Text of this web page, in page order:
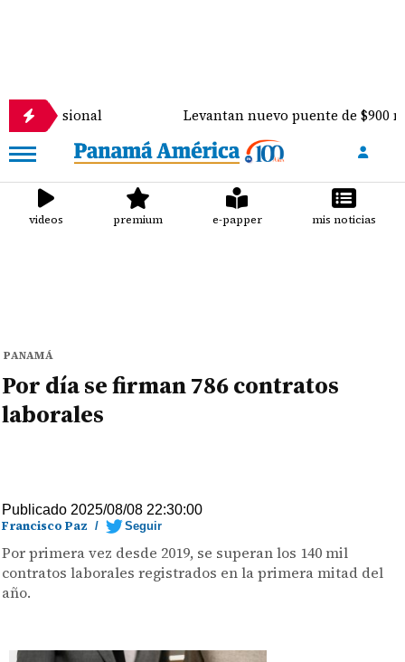
Levantan nuevo puente de $900 mil sobre el
videos premium e-papper mis noticias
PANAMÁ
Por día se firman 786 contratos
laborales
Publicado 2025/08/08 22:30:00
Francisco Paz / Seguir
Por primera vez desde 2019, se superan los 140 mil
contratos laborales registrados en la primera mitad del
año.